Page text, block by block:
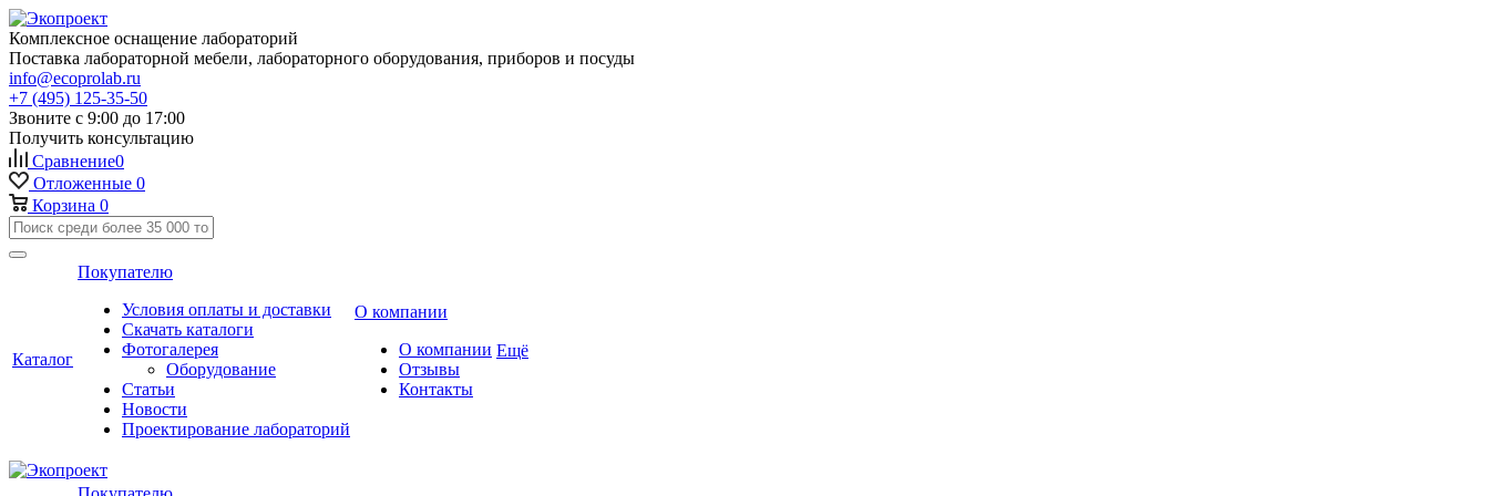
Комплексное оснащение лабораторий
Поставка лабораторной мебели, лабораторного оборудования, приборов и посуды
info@ecoprolab.ru
+7 (495) 125-35-50
Звоните с 9:00 до 17:00
Получить консультацию
Сравнение0
Отложенные 0
Корзина 0
Каталог
Покупателю
Условия оплаты и доставки
Скачать каталоги
Фотогалерея
Оборудование
Статьи
Новости
Проектирование лабораторий
О компании
О компании
Отзывы
Контакты
Ещё